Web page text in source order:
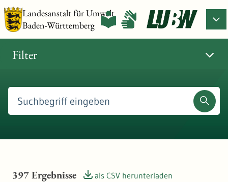
Landesanstalt für Umwelt
Baden-Württemberg
Filter
397Ergebnisse als CSV herunterladen